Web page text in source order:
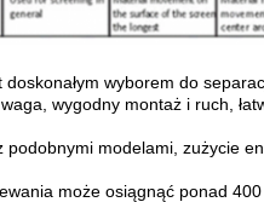
wyborem do
wygodny montaż i ruch,
modelami, zużycie
może osiągnąć ponad